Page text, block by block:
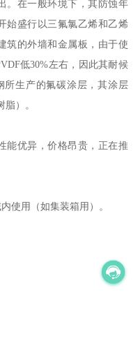
。在一般环境下，其防蚀年
始盛行以三氟氯乙烯和乙烯
筑的外墙和金属板，由于使
低30%左右，因此其耐候
所生产的氟碳涂层，其涂层
脂）。
能优异，价格昂贵，正在推
使用（如集装箱用）。